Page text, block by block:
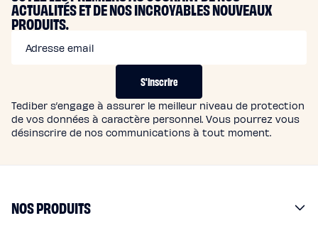
ACTUALITÉS ET DE NOS INCROYABLES NOUVEAUX
PRODUITS.
Adresse email
S'inscrire
Tediber s’engage à assurer le meilleur niveau de protection
de vos données à caractère personnel. Vous pourrez vous
désinscrire de nos communications à tout moment.
NOS PRODUITS